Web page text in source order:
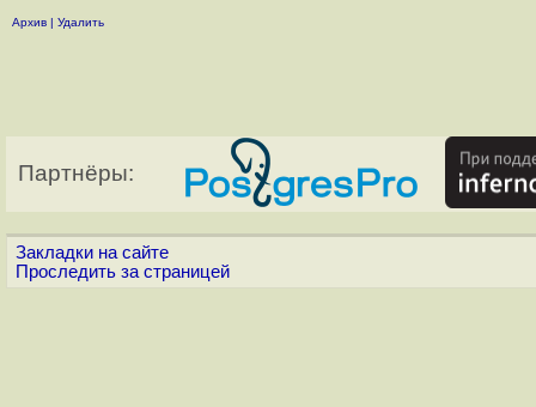
Архив | Удалить
Партнёры:
Закладки на сайте
Проследить за страницей